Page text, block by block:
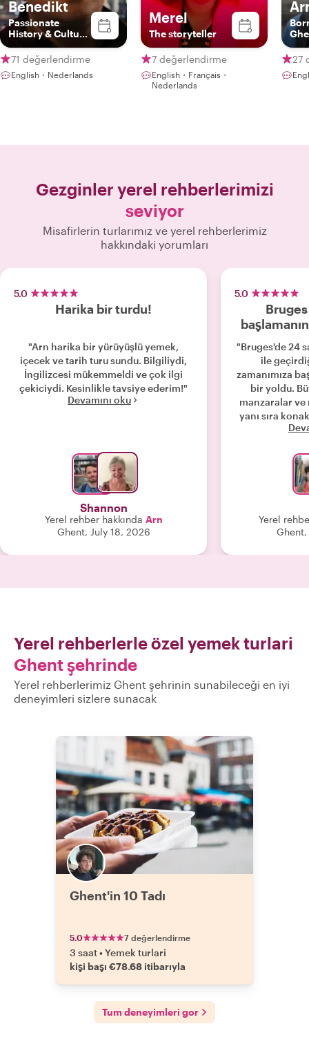
Benedikt
Passionate
History & Culture
Superspreader
71 değerlendirme
English・Nederlands
Merel
The storyteller
7 değerlendirme
English・Français・
Nederlands
27
Gezginler yerel rehberlerimizi
seviyor
Misafirlerin turlarımız ve yerel rehberlerimiz
hakkındaki yorumları
5.0
Harika bir turdu!
"Arn harika bir yürüyüşlü yemek,
içecek ve tarih turu sundu. Bilgiliydi,
İngilizcesi mükemmeldi ve çok ilgi
çekiciydi. Kesinlikle tavsiye ederim!"
Devamını oku
Shannon
Yerel rehber hakkında Arn
Ghent, July 18, 2026
5.0
"Bruges'de 24
ile
zamanımıza
bir yoldu.
manzaralar
yanı sıra
için harika
Yerel
Ghent,
Yerel rehberlerle özel yemek turlari
Ghent şehrinde
Yerel rehberlerimiz Ghent şehrinin sunabileceği en iyi
deneyimleri sizlere sunacak
Ghent'in 10 Tadı
5.0 7 değerlendirme
3 saat•Yemek turlari
kişi başı €78.68 itibarıyla
Tum deneyimleri gor